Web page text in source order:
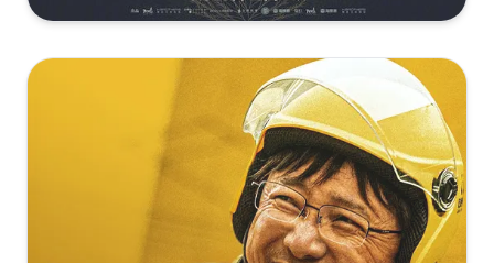
熊猫计划之部落奇遇记[高码版][国语配音/中文字
幕].Panda.Plan.2.2026.2160p.WEB-DL.H265.HQ.DTS5.1-